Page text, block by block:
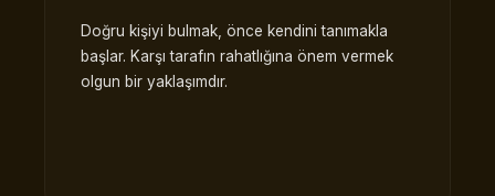
Doğru kişiyi bulmak, önce kendini tanımakla
başlar. Karşı tarafın rahatlığına önem vermek
olgun bir yaklaşımdır.